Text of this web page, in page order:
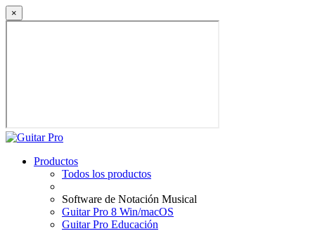
×
Productos
Todos los productos
Software de Notación Musical
Guitar Pro 8 Win/macOS
Guitar Pro Educación